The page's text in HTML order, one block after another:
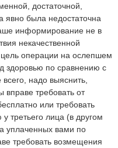
достаточной,
явно была недостаточна
информирование не в
некачественной
операции на ослепшем
здоровью по сравнению с
надо выяснить,
требовать от
или требовать
третьего лица (в другом
уплаченных вами по
требовать возмещения